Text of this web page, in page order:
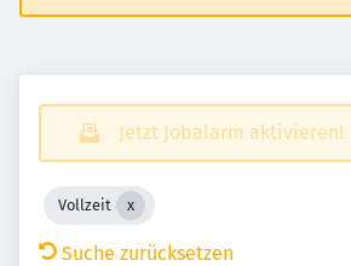
Jetzt Jobalarm aktivieren!
Vollzeit
Suche zurücksetzen